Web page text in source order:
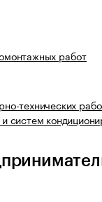
работ
технических
систем